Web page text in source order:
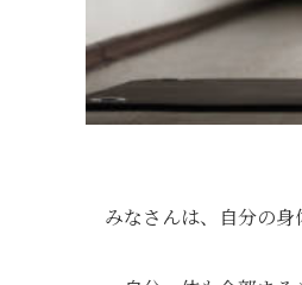
みなさんは、自分の